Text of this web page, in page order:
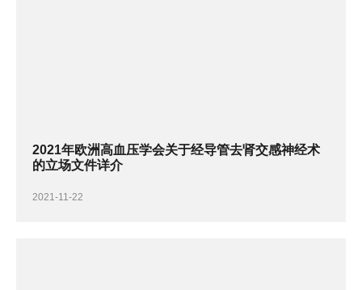
2021年欧洲高血压学会关于经导管去肾交感神经术
的立场文件详介
2021-11-22